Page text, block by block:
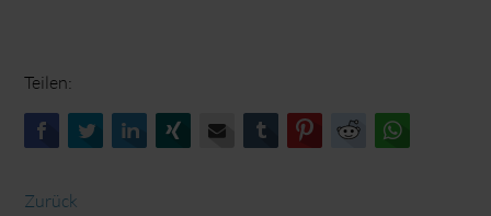
Teilen:
FacebookTwitter LinkedInXing E-mail tumblr PinterestReddit
Zurück